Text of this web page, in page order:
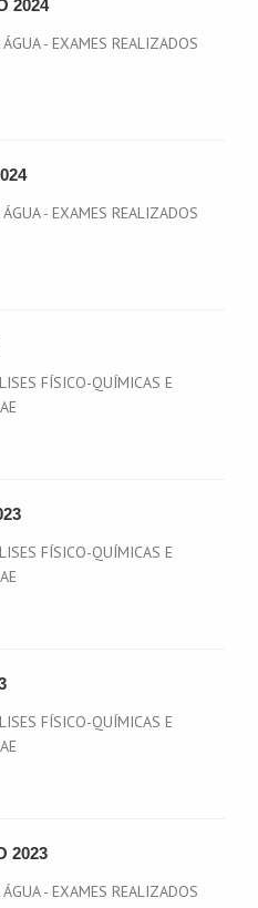
2024
- EXAMES REALIZADOS
- EXAMES REALIZADOS
FÍSICO-QUÍMICAS E
FÍSICO-QUÍMICAS E
FÍSICO-QUÍMICAS E
2023
- EXAMES REALIZADOS